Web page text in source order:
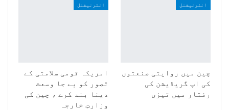
انٹرنیشنل
چین میں روایتی صنعتوں
کی اپ گریڈیشن کی
رفتار میں تیزی
انٹرنیشنل
امریکہ قومی سلامتی کے
تصور کو بے جا وسعت
دینا بند کرے ، چین کی
وزارتِ خارجہ